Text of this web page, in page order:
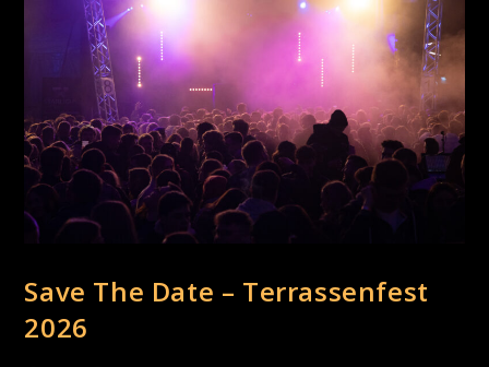
Save The Date – Terrassenfest
2026